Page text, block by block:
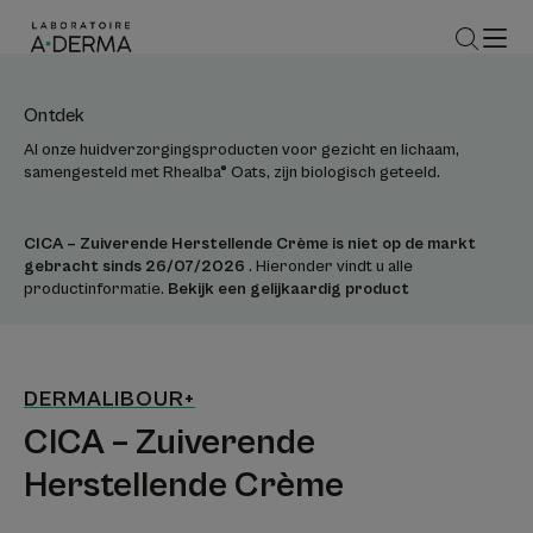
CICA – Zuiverende Herstellende Crème is niet op de markt
gebracht sinds 26/07/2026 . Hieronder vindt u alle
productinformatie. Bekijk een gelijkaardig product
Ontdek
Al onze huidverzorgingsproducten voor gezicht en lichaam,
samengesteld met Rhealba® Oats, zijn biologisch geteeld.
DERMALIBOUR+
CICA – Zuiverende
Herstellende Crème